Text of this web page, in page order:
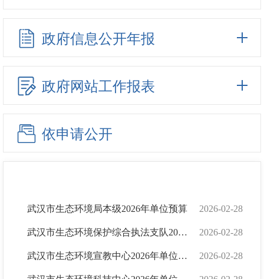
政府信息公开年报
政府网站工作报表
依申请公开
武汉市生态环境局本级2026年单位预算 2026-02-28
武汉市生态环境保护综合执法支队2026年单位预算 2026-02-28
武汉市生态环境宣教中心2026年单位预算 2026-02-28